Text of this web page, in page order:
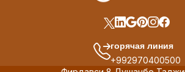
горячая линия
+992970400500